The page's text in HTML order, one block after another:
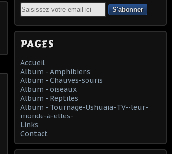
Email
PAGES
Accueil
Album - Amphibiens
Album - Chauves-souris
Album - oiseaux
Album - Reptiles
Album - Tournage-Ushuaia-TV--leur-
monde-à-elles-
Links
Contact